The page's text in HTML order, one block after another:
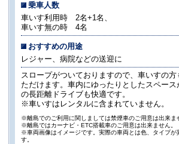
乗車人数
車いす利用時 2名+1名、
車いす無の時 4名
おすすめの用途
レジャー、病院などの送迎に
スロープがついておりますので、車いすの
ただけます。車内にゆったりとしたスペー
の長距離ドライブも快適です。
※車いすはレンタルに含まれていません。
※離島でのご利用に関しましては禁煙車のご用意は出来ま
※離島ではカーナビ・ETC搭載車のご用意は出来ません。
※車両画像はイメージです。実際の車両とは色、タイプが
す。